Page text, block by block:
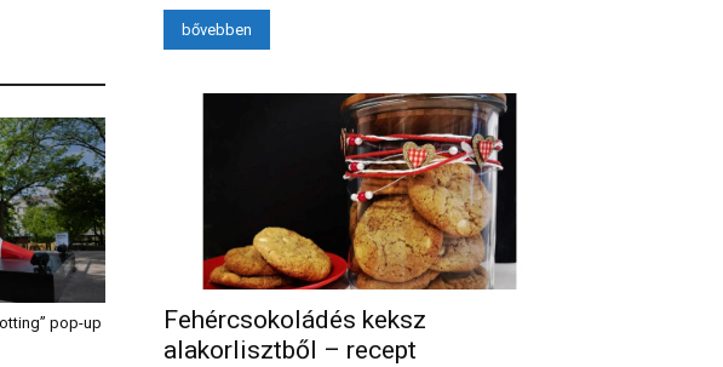
pop-up
bővebben
Fehércsokoládés keksz
alakorlisztből – recept